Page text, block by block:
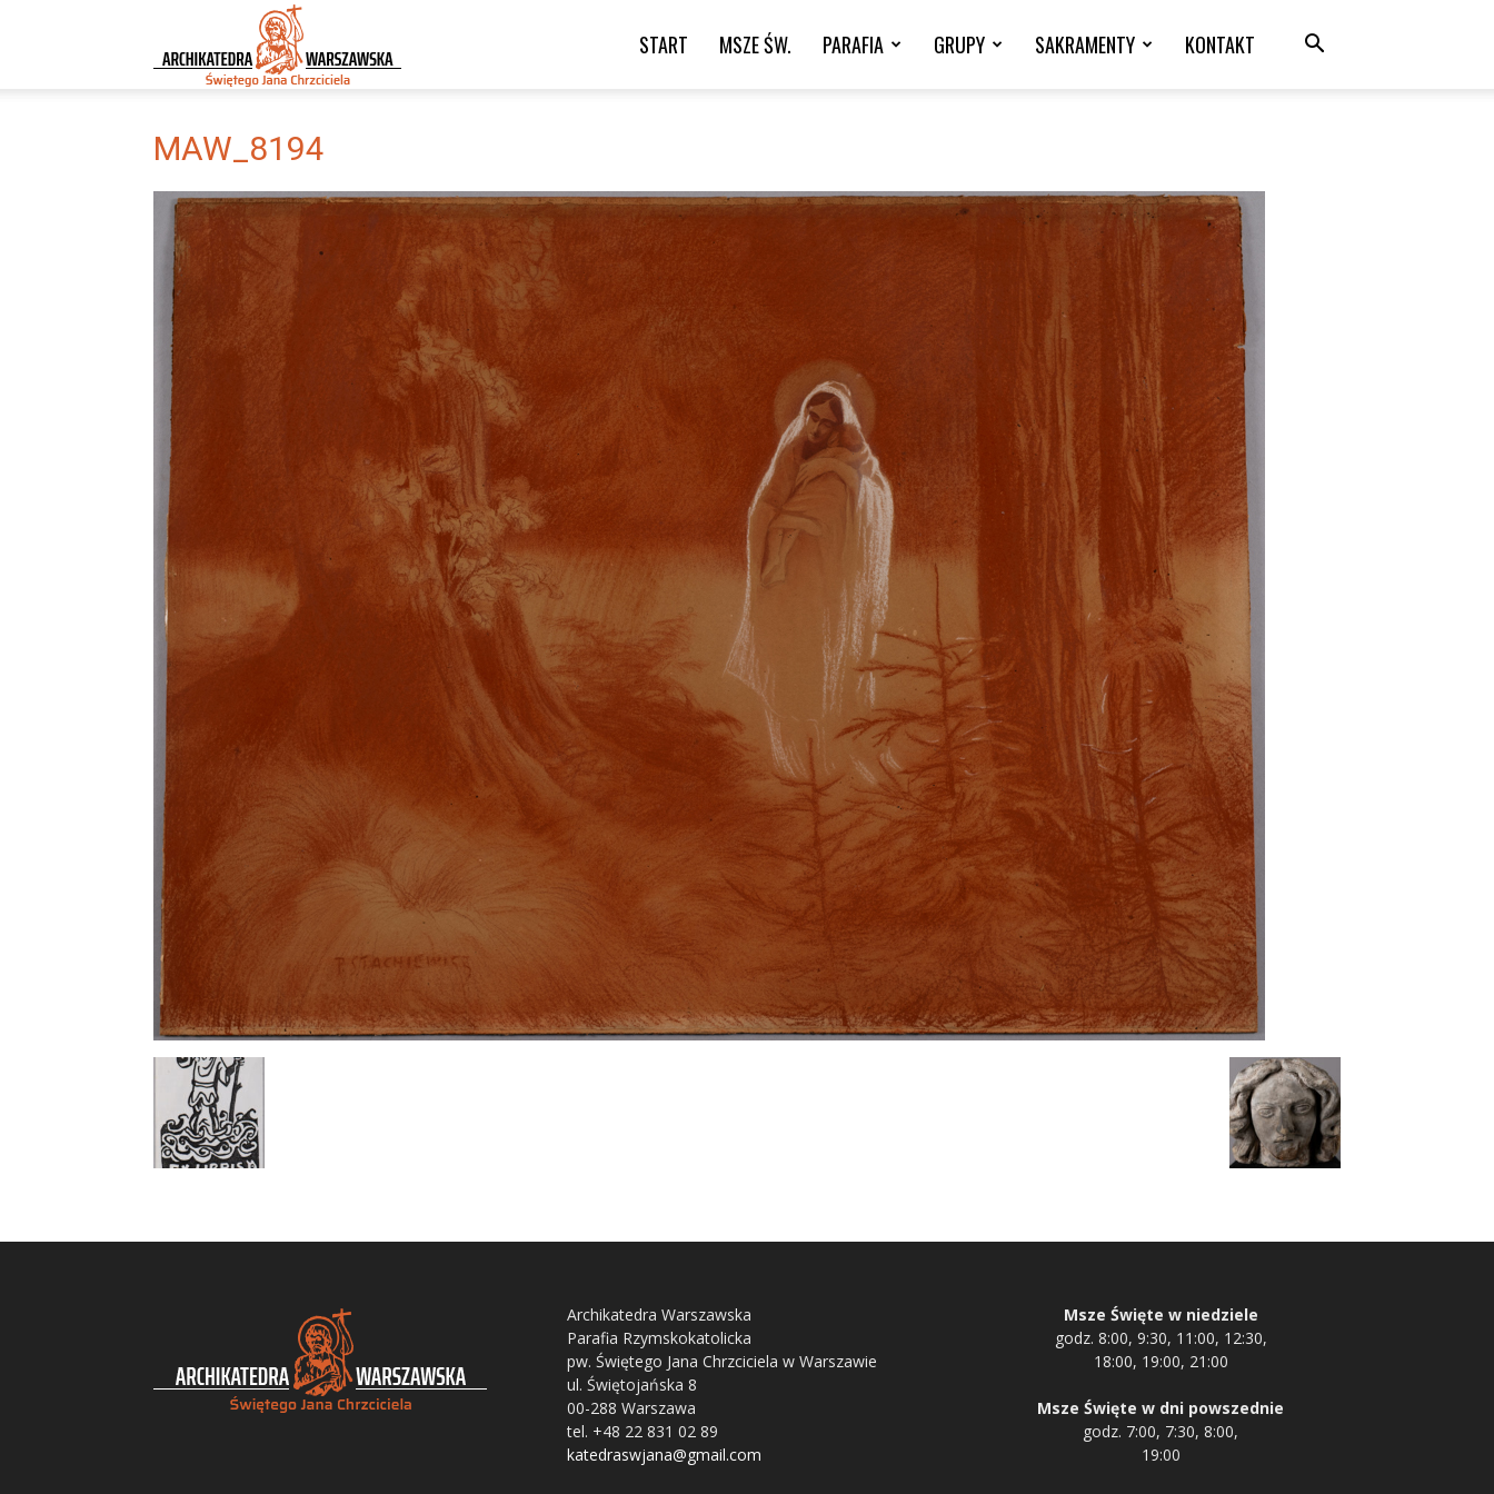
START MSZE ŚW. PARAFIA GRUPY SAKRAMENTY KONTAKT
MAW_8194
Archikatedra Warszawska
Parafia Rzymskokatolicka
pw. Świętego Jana Chrzciciela w Warszawie
ul. Świętojańska 8
00-288 Warszawa
tel. +48 22 831 02 89
katedraswjana@gmail.com
Msze Święte w niedziele
godz. 8:00, 9:30, 11:00, 12:30,
18:00, 19:00, 21:00
Msze Święte w dni powszednie
godz. 7:00, 7:30, 8:00,
19:00